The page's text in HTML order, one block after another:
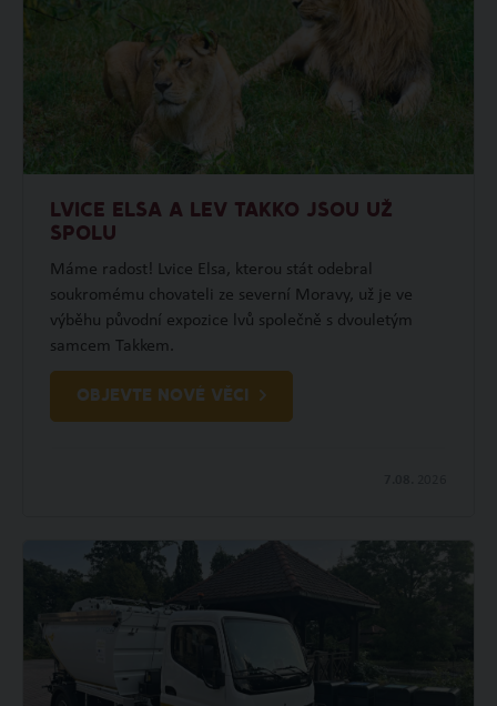
LVICE ELSA A LEV TAKKO JSOU UŽ
SPOLU
Máme radost! Lvice Elsa, kterou stát odebral
soukromému chovateli ze severní Moravy, už je ve
výběhu původní expozice lvů společně s dvouletým
samcem Takkem.
OBJEVTE NOVÉ VĚCI